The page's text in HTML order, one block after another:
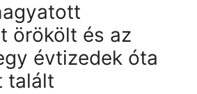
örökölt és az
évtizedek óta
talált